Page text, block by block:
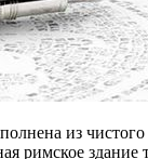
из
римское